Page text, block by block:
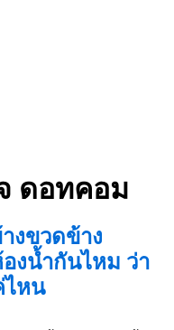
ดอทคอม
งขวดข้าง
งน้ำกันไหม ว่า
ไหน